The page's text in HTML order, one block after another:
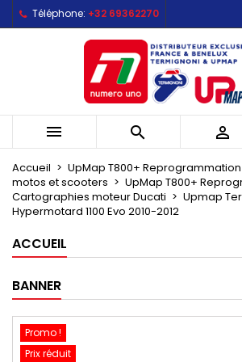
Téléphone: +32 69362270
  
Accueil
UpMap T800+
motos et scooters
UpMap T800+
Cartographies moteur Ducati
Upmap
Hypermotard 1100 Evo 2010-2012
ACCUEIL
BANNER
Promo !
Prix réduit
Mes listes d'envies
Créer une nouvelle liste
Créer une liste
Nom de la liste d'envies
Connexion
Vous devez être connecté pour
à votre liste d'envies.
Annuler